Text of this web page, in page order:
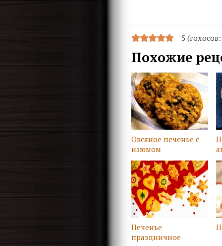
5
Похожие
Овсяное печенье с
изюмом
Печенье
праздничное